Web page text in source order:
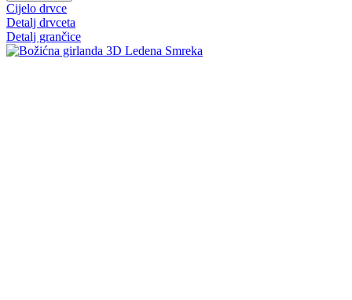
Cijelo drvce
Detalj drvceta
Detalj grančice